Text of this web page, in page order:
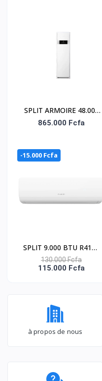
SPLIT ARMOIRE 48.000
BTU
240V)-EXT.481(380-
865.000 Fcfa
-15.000 Fcfa
SPLIT 9.000 BTU R410A
- NAS-J09-N1
130.000 Fcfa
115.000 Fcfa
à propos de nous